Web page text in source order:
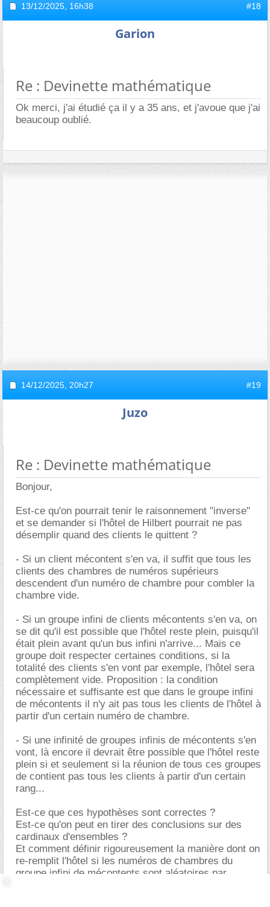
13/12/2025, 16h38 #18
Garion
Re : Devinette mathématique
Ok merci, j'ai étudié ça il y a 35 ans, et j'avoue que j'ai
beaucoup oublié.
14/12/2025, 20h27 #19
Juzo
Re : Devinette mathématique
Bonjour,
Est-ce qu'on pourrait tenir le raisonnement "inverse"
et se demander si l'hôtel de Hilbert pourrait ne pas
désemplir quand des clients le quittent ?
- Si un client mécontent s'en va, il suffit que tous les
clients des chambres de numéros supérieurs
descendent d'un numéro de chambre pour combler la
chambre vide.
- Si un groupe infini de clients mécontents s'en va, on
se dit qu'il est possible que l'hôtel reste plein, puisqu'il
était plein avant qu'un bus infini n'arrive... Mais ce
groupe doit respecter certaines conditions, si la
totalité des clients s'en vont par exemple, l'hôtel sera
complètement vide. Proposition : la condition
nécessaire et suffisante est que dans le groupe infini
de mécontents il n'y ait pas tous les clients de l'hôtel à
partir d'un certain numéro de chambre.
- Si une infinité de groupes infinis de mécontents s'en
vont, là encore il devrait être possible que l'hôtel reste
plein si et seulement si la réunion de tous ces groupes
de contient pas tous les clients à partir d'un certain
rang...
Est-ce que ces hypothèses sont correctes ?
Est-ce qu'on peut en tirer des conclusions sur des
cardinaux d'ensembles ?
Et comment définir rigoureusement la manière dont on
re-remplit l'hôtel si les numéros de chambres du
groupe infini de mécontents sont aléatoires par